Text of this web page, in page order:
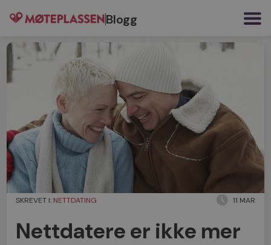
Blogg
SKREVET I: NETTDATING 11 MAR
Nettdatere er ikke mer